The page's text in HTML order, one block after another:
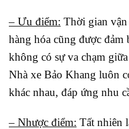
– Ưu điểm: Thời gian
hàng hóa cũng được
không có sự va chạm
Nhà xe Bảo Khang luôn
khác nhau, đáp ứng nhu
– Nhược điểm: Tất nhiên